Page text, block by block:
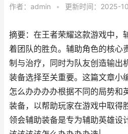
作者： admin • 更新时间：2025-
摘要：在王者荣耀这款游戏中，
着团队的胜负。辅助角色的核心
制与治疗，同时为队友创造输出
装备选择至关重要。这篇文章小
怎么办办办办根据不同的局势和
装备，以帮助玩家在游戏中取得
领会辅助装备是专为辅助英雄设